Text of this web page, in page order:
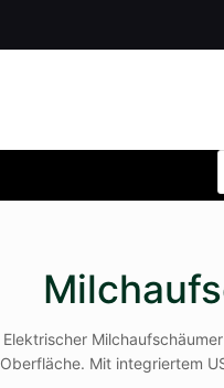
Elektrischer
Oberfläche. Mit integriertem